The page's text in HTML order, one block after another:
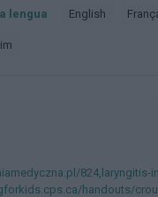
lengua english
824,laryngitis-
handouts/